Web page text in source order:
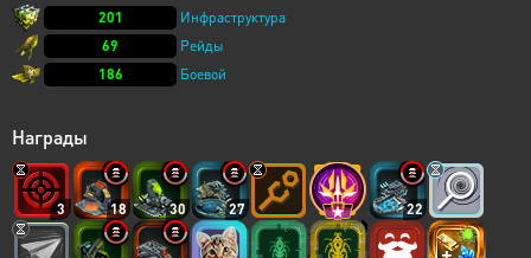
201
Инфраструктура
69
Рейды
186
Боевой
Награды
3 18 30 27 22